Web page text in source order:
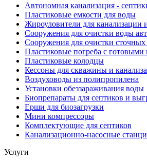
Автономная канализация -
Пластиковые емкости для воды
Жироуловители для канализации
Сооружения для очистки воды
Сооружения для очистки сточных
Пластиковые погреба с готовыми
Пластиковые колодцы
Кессоны для скважины и
Воздуховоды из полипропилена
Установки обеззараживания воды
Биопрепараты для септиков и
Ерши для биозагрузки
Мини компрессоры
Комплектующие для септиков
Канализационно-насосные
Услуги